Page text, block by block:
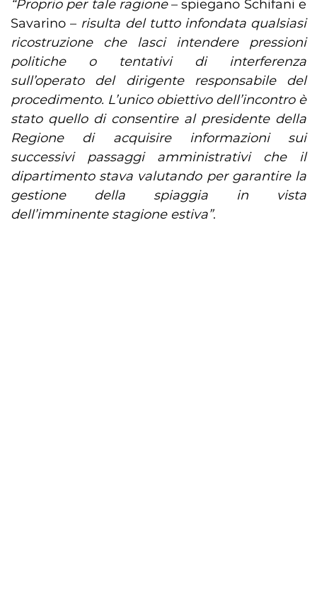
“Proprio per tale ragione– spiegano Schifani e
Savarino – risulta del tutto infondata qualsiasi
ricostruzione che lasci intendere pressioni
politiche o tentativi di interferenza
sull’operato del dirigente responsabile del
procedimento. L’unico obiettivo dell’incontro è
stato quello di consentire al presidente della
Regione di acquisire informazioni sui
successivi passaggi amministrativi che il
dipartimento stava valutando per garantire la
gestione della spiaggia in vista
dell’imminente stagione estiva”.